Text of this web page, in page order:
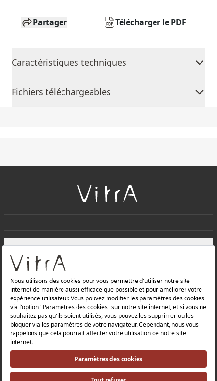
Partager Télécharger le PDF
Caractéristiques techniques
Fichiers téléchargeables
Produits
Politique de confidentialité et politique de protection des
Politique de qualité |
Politique de santé et de sécurité au travail |
Politique environnementale |